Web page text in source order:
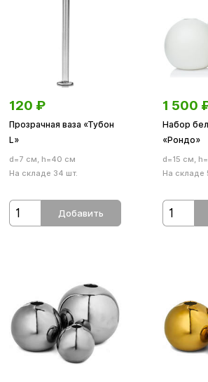
120 ₽
Прозрачная ваза «Тубон
L»
d=7 см, h=40 см
На складе 34 шт.
Добавить
1 500
Набор
«Рондо»
d=15 см,
На складе